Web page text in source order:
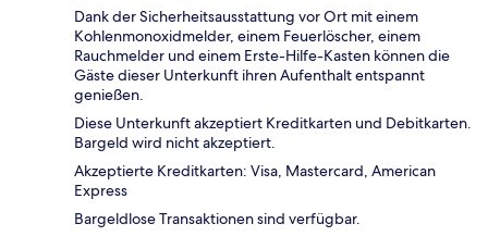
Dank der Sicherheitsausstattung vor Ort mit einem
Kohlenmonoxidmelder, einem Feuerlöscher, einem
Rauchmelder und einem Erste-Hilfe-Kasten können die
Gäste dieser Unterkunft ihren Aufenthalt entspannt
genießen.
Diese Unterkunft akzeptiert Kreditkarten und Debitkarten.
Bargeld wird nicht akzeptiert.
Akzeptierte Kreditkarten: Visa, Mastercard, American
Express
Bargeldlose Transaktionen sind verfügbar.